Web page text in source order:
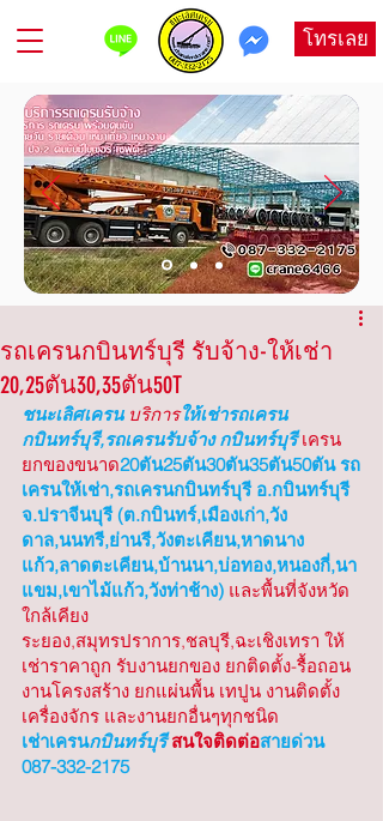
โทรเลย
รถเครนกบินทร์บุรี รับจ้าง-ให้เช่า
20,25ตัน30,35ตัน50T
ชนะเลิศเครน บริการให้เช่ารถเครน
กบินทร์บุรี,รถเครนรับจ้าง กบินทร์บุรี เครน
ยกของขนาด20ตัน25ตัน30ตัน35ตัน50ตัน รถ
เครนให้เช่า,รถเครนกบินทร์บุรี อ.กบินทร์บุรี
จ.ปราจีนบุรี (ต.กบินทร์,เมืองเก่า,วัง
ดาล,นนทรี,ย่านรี,วังตะเคียน,หาดนาง
แก้ว,ลาดตะเคียน,บ้านนา,บ่อทอง,หนองกี่,นา
แขม,เขาไม้แก้ว,วังท่าช้าง) และพื้นที่จังหวัด
ใกล้เคียง
ระยอง,สมุทรปราการ,ชลบุรี,ฉะเชิงเทรา ให้
เช่าราคาถูก รับงานยกของ ยกติดตั้ง-รื้อถอน
งานโครงสร้าง ยกแผ่นพื้น เทปูน งานติดตั้ง
เครื่องจักร และงานยกอื่นๆทุกชนิด
เช่าเครนกบินทร์บุรี สนใจติดต่อสายด่วน
087-332-2175